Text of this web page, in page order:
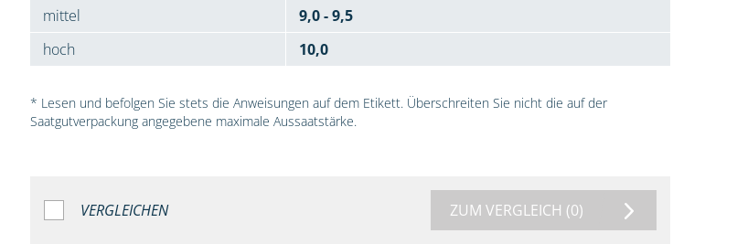
mittel
9,0 - 9,5
hoch
10,0
* Lesen und befolgen Sie stets die Anweisungen auf dem Etikett. Überschreiten Sie nicht die auf der
Saatgutverpackung angegebene maximale Aussaatstärke.
VERGLEICHEN ZUM VERGLEICH (0)